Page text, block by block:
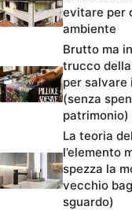
evitare per
ambiente
Brutto ma
trucco della
per salvare
(senza
patrimonio)
La teoria
l’elemento
spezza la
vecchio
sguardo)